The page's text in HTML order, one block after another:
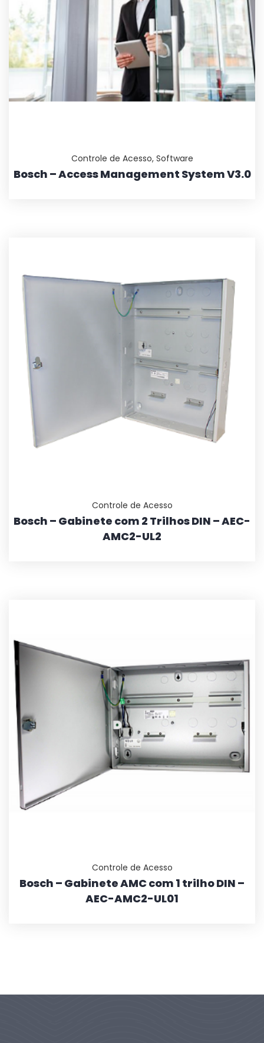
Controle de Acesso, Software
Bosch – Access Management System V3.0
Controle de Acesso
Bosch – Gabinete com 2 Trilhos DIN – AEC-
AMC2-UL2
Controle de Acesso
Bosch – Gabinete AMC com 1 trilho DIN –
AEC-AMC2-UL01